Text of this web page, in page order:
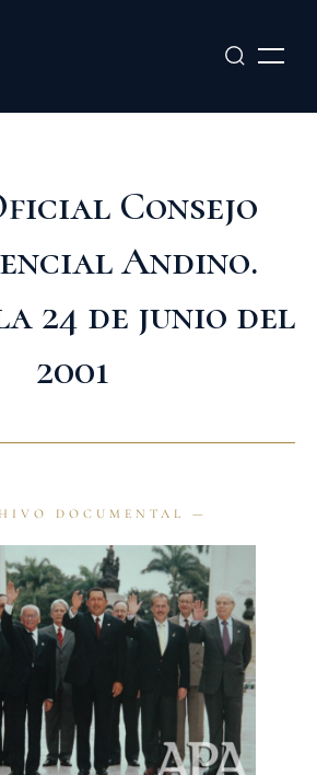
Consejo
Andino.
24 de junio del
2001